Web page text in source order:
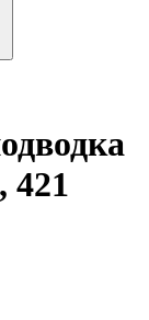
421